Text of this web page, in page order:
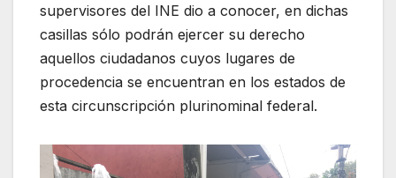
supervisores del INE dio a conocer, en dichas
casillas sólo podrán ejercer su derecho
aquellos ciudadanos cuyos lugares de
procedencia se encuentran en los estados de
esta circunscripción plurinominal federal.